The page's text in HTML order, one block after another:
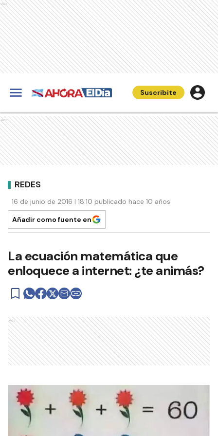
Ads
Suscribite
Ads
REDES
16 de junio de 2016 | 18:10 publicado hace 10 años
Añadir como fuente en
La ecuación matemática que
enloquece a internet: ¿te animás?
Ads